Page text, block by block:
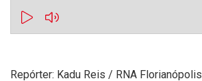
Repórter: Kadu Reis / RNA Florianópolis